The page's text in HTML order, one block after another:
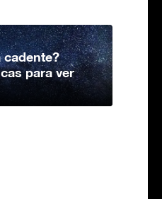
cadente?
para ver